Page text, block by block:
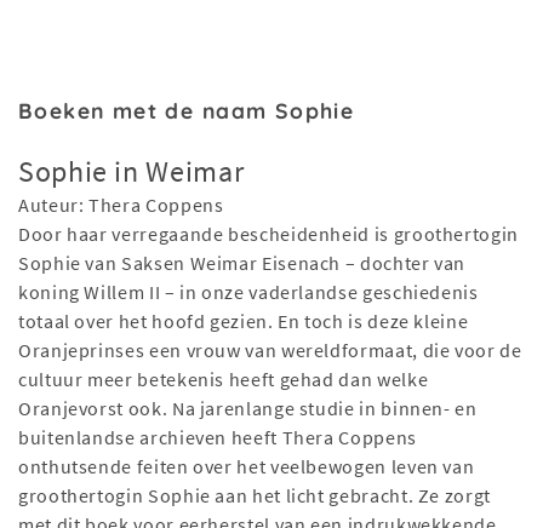
Boeken met de naam Sophie
Sophie in Weimar
Auteur: Thera Coppens
Door haar verregaande bescheidenheid is groothertogin
Sophie van Saksen Weimar Eisenach – dochter van
koning Willem II – in onze vaderlandse geschiedenis
totaal over het hoofd gezien. En toch is deze kleine
Oranjeprinses een vrouw van wereldformaat, die voor de
cultuur meer betekenis heeft gehad dan welke
Oranjevorst ook. Na jarenlange studie in binnen- en
buitenlandse archieven heeft Thera Coppens
onthutsende feiten over het veelbewogen leven van
groothertogin Sophie aan het licht gebracht. Ze zorgt